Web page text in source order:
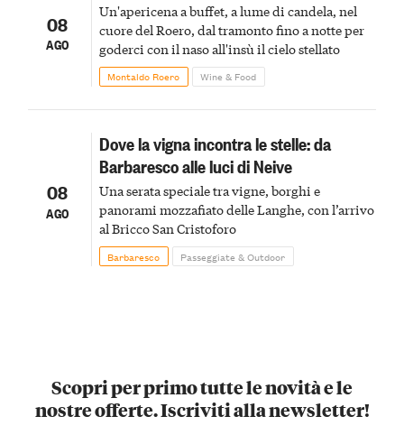
08
AGO
Un'apericena a buffet, a lume di candela, nel
cuore del Roero, dal tramonto fino a notte per
goderci con il naso all'insù il cielo stellato
Montaldo Roero Wine & Food
08
AGO
Dove la vigna incontra le stelle: da
Barbaresco alle luci di Neive
Una serata speciale tra vigne, borghi e
panorami mozzafiato delle Langhe, con l’arrivo
al Bricco San Cristoforo
Barbaresco Passeggiate & Outdoor
Scopri per primo tutte le novità e le
nostre offerte. Iscriviti alla newsletter!